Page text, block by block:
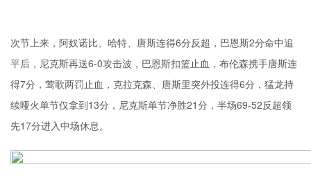
次节上来，阿奴诺比、哈特、唐斯连得6分反超，巴恩斯2分命中追
平后，尼克斯再送6-0攻击波，巴恩斯扣篮止血，布伦森携手唐斯连
得7分，莺歌两罚止血，克拉克森、唐斯里突外投连得6分，猛龙持
续哑火单节仅拿到13分，尼克斯单节净胜21分，半场69-52反超领
先17分进入中场休息。